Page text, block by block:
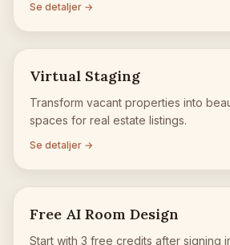
Se detaljer →
Virtual Staging
Transform vacant properties into
spaces for real estate listings.
Se detaljer →
Free AI Room Design
Start with 3 free credits after signing